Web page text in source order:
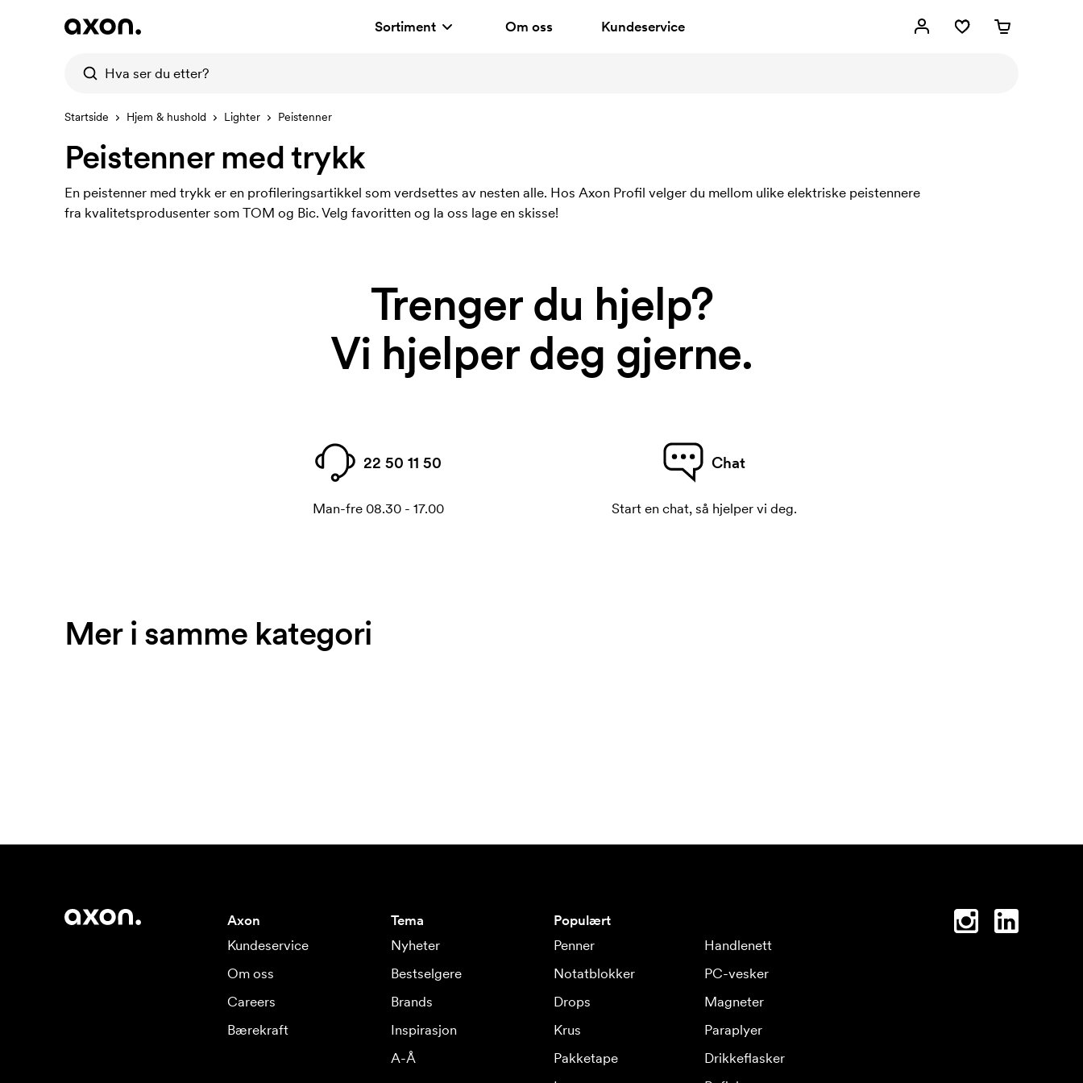
Sortiment Om oss Kundeservice
Startside Hjem & hushold Lighter Peistenner
Peistenner med trykk
En peistenner med trykk er en profileringsartikkel som verdsettes av nesten alle. Hos Axon Profil velger du mellom ulike elektriske peistennere
fra kvalitetsprodusenter som TOM og Bic. Velg favoritten og la oss lage en skisse!
Trenger du hjelp?
Vi hjelper deg gjerne.
22 50 11 50
Man-fre 08.30 - 17.00
Chat
Start en chat, så hjelper vi deg.
Mer i samme kategori
Axon
Kundeservice
Om oss
Careers
Bærekraft
Tema
Nyheter
Bestselgere
Brands
Inspirasjon
A-Å
Populært
Penner
Handlenett
Notatblokker
PC-vesker
Drops
Magneter
Krus
Paraplyer
Pakketape
Drikkeflasker